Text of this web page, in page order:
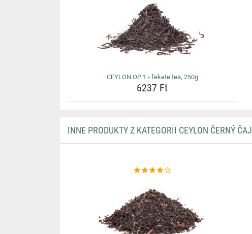
CEYLON OP 1 - fekete tea, 250g
6237 Ft
INNE PRODUKTY Z KATEGORII CEYLON ČERNÝ ČAJ